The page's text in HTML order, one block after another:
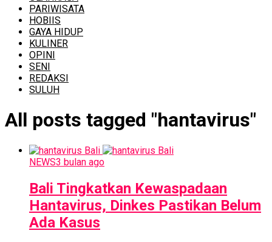
PARIWISATA
HOBIIS
GAYA HIDUP
KULINER
OPINI
SENI
REDAKSI
SULUH
All posts tagged "hantavirus"
NEWS3 bulan ago
Bali Tingkatkan Kewaspadaan
Hantavirus, Dinkes Pastikan Belum
Ada Kasus